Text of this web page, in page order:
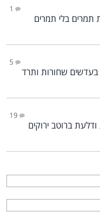
1
תמרים בלי תמרים
5
בעדשים שחורות ותרד
19
ברוטב ירוקים